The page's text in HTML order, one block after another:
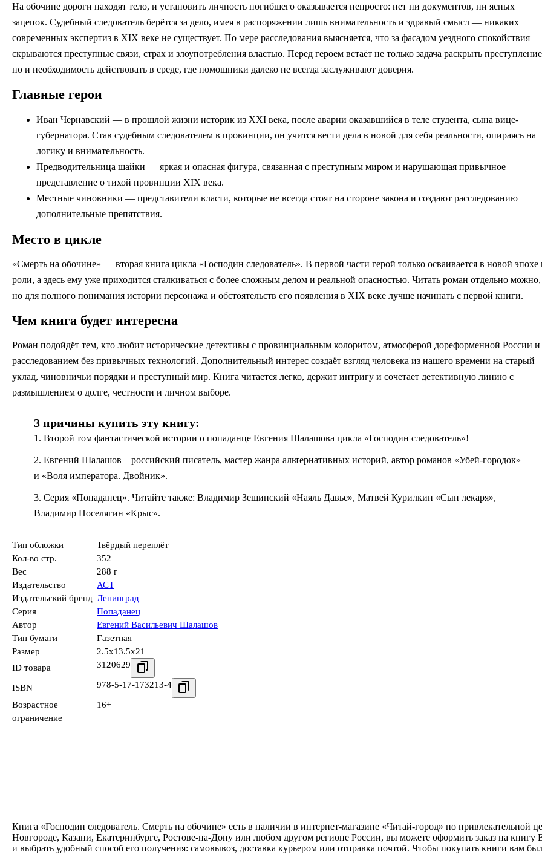
На обочине дороги находят тело, и установить личность погибшего оказывается непросто: нет ни документов, ни ясных
зацепок. Судебный следователь берётся за дело, имея в распоряжении лишь внимательность и здравый смысл — никаких
современных экспертиз в XIX веке не существует. По мере расследования выясняется, что за фасадом уездного спокойствия
скрываются преступные связи, страх и злоупотребления властью. Перед героем встаёт не только задача раскрыть
но и необходимость действовать в среде, где помощники далеко не всегда заслуживают доверия.
Главные герои
Иван Чернавский — в прошлой жизни историк из XXI века, после аварии оказавшийся в теле студента, сына вице-
губернатора. Став судебным следователем в провинции, он учится вести дела в новой для себя реальности, опираясь на
логику и внимательность.
Предводительница шайки — яркая и опасная фигура, связанная с преступным миром и нарушающая привычное
представление о тихой провинции XIX века.
Местные чиновники — представители власти, которые не всегда стоят на стороне закона и создают расследованию
дополнительные препятствия.
Место в цикле
«Смерть на обочине» — вторая книга цикла «Господин следователь». В первой части герой только осваивается в новой эпохе
роли, а здесь ему уже приходится сталкиваться с более сложным делом и реальной опасностью. Читать роман отдельно можно,
но для полного понимания истории персонажа и обстоятельств его появления в XIX веке лучше начинать с первой книги.
Чем книга будет интересна
Роман подойдёт тем, кто любит исторические детективы с провинциальным колоритом, атмосферой дореформенной России и
расследованием без привычных технологий. Дополнительный интерес создаёт взгляд человека из нашего времени на старый
уклад, чиновничьи порядки и преступный мир. Книга читается легко, держит интригу и сочетает детективную линию с
размышлением о долге, честности и личном выборе.
3 причины купить эту книгу:
1. Второй том фантастической истории о попаданце Евгения Шалашова цикла «Господин следователь»!
2. Евгений Шалашов – российский писатель, мастер жанра альтернативных историй, автор романов «Убей-городок»
и «Воля императора. Двойник».
3. Серия «Попаданец». Читайте также: Владимир Зещинский «Наяль Давье», Матвей Курилкин «Сын лекаря»,
Владимир Поселягин «Крыс».
Тип обложки
Твёрдый переплёт
Кол-во стр.
352
Вес
288 г
Издательство
АСТ
Издательский бренд Ленинград
Серия
Попаданец
Автор
Евгений Васильевич Шалашов
Тип бумаги
Газетная
Размер
2.5x13.5x21
ID товара
3120629
ISBN 978-5-17-173213-4
Возрастное
ограничение
16+
Книга «Господин следователь. Смерть на обочине» есть в наличии в интернет-магазине «Читай-город» по
Новгороде, Казани, Екатеринбурге, Ростове-на-Дону или любом другом регионе России, вы можете оформить заказ на
и выбрать удобный способ его получения: самовывоз, доставка курьером или отправка почтой. Чтобы покупать книги вам